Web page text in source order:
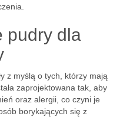
pudry dla
z myślą o tych, którzy mają
zaprojektowana tak, aby
oraz alergii, co czyni je
borykających się z